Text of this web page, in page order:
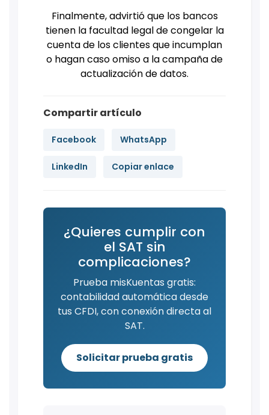
Finalmente, advirtió que los bancos
tienen la facultad legal de congelar la
cuenta de los clientes que incumplan
o hagan caso omiso a la campaña de
actualización de datos.
Compartir artículo
Facebook WhatsApp
LinkedIn Copiar enlace
¿Quieres cumplir con
el SAT sin
complicaciones?
Prueba misKuentas gratis:
contabilidad automática desde
tus CFDI, con conexión directa al
SAT.
Solicitar prueba gratis